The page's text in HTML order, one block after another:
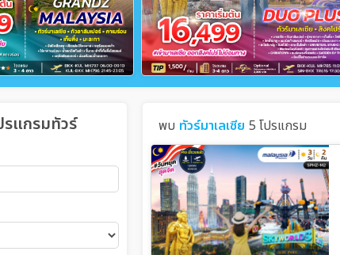
รแกรมทัวร์ พบ ทัวร์มาเลเซีย 5 โปรแกรม